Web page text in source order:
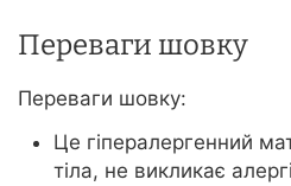
Переваги шовку
Переваги шовку:
Це гіпералергенний
тіла, не викликає